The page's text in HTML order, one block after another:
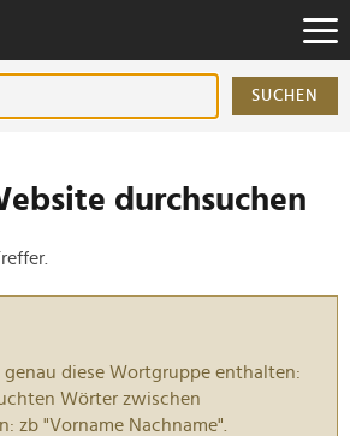
SUCHEN
durchsuchen
genau diese Wortgruppe enthalten:
Wörter zwischen
zb "Vorname Nachname".